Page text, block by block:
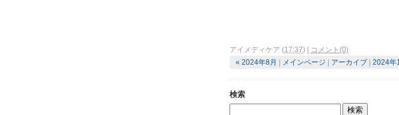
アイメディケア (17:37)
コメント(0)
« 2024年8月
メインページ アーカイブ 2024年
検索